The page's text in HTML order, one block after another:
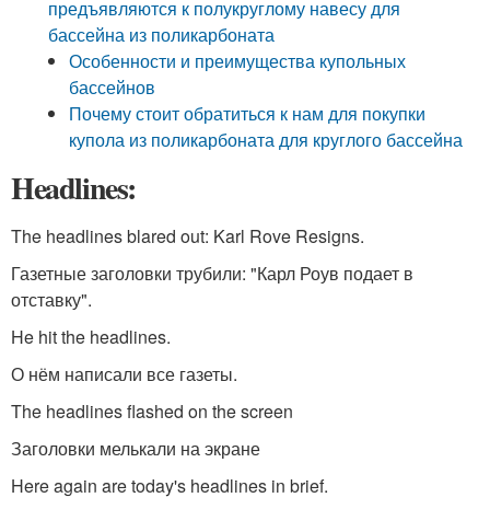
предъявляются к полукруглому навесу для
бассейна из поликарбоната
Особенности и преимущества купольных
бассейнов
Почему стоит обратиться к нам для покупки
купола из поликарбоната для круглого бассейна
Headlines:
The headlines blared out: Karl Rove Resigns.
Газетные заголовки трубили: "Карл Роув подает в
отставку".
He hit the headlines.
О нём написали все газеты.
The headlines flashed on the screen
Заголовки мелькали на экране
Here again are today's headlines in brief.